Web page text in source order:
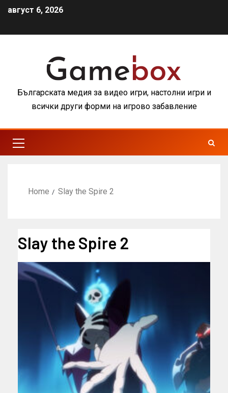
август 6, 2026
Българската медия за видео игри, настолни игри и
всички други форми на игрово забавление
Home Slay the Spire 2
Slay the Spire 2